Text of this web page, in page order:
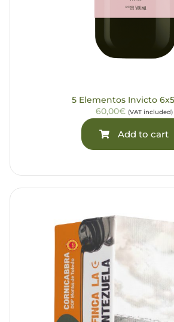
5 Elementos Invicto
60,00€ (VAT included)
Add to cart